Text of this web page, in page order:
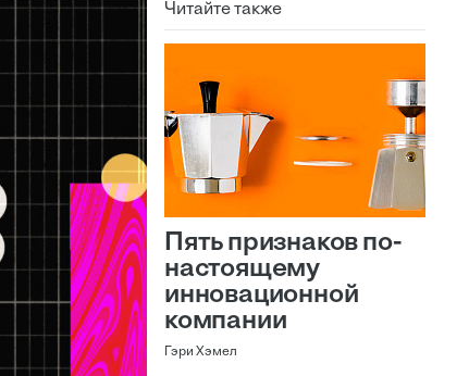
Читайте также
Пять признаков по-
настоящему
инновационной
компании
Гэри Хэмел